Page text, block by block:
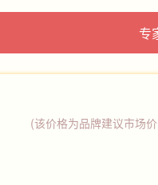
专
(该价格为品牌建议市场